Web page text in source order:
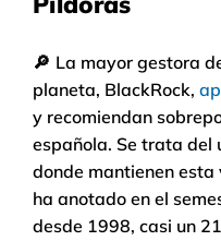
🔎 La mayor gestora
planeta, BlackRock,
y recomiendan
española. Se trata del
donde mantienen
ha anotado en el
desde 1998, casi un